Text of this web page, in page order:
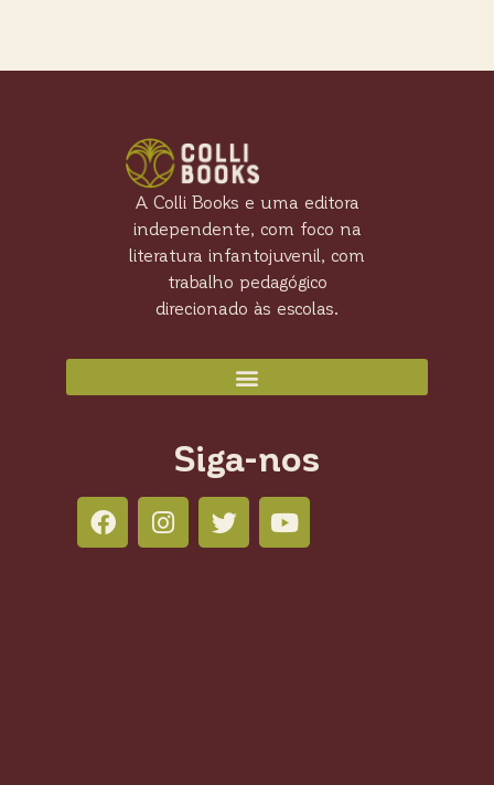
A Colli Books e uma editora
independente, com foco na
literatura infantojuvenil, com
trabalho pedagógico
direcionado às escolas.
Siga-nos